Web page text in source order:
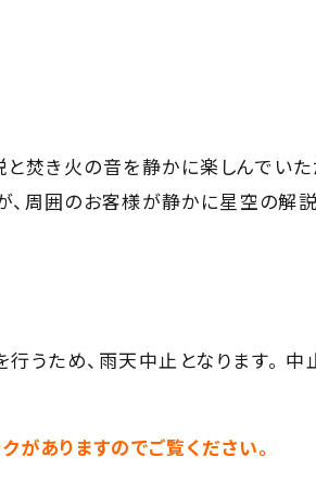
焚き火の音を静かに楽しんでい
周囲のお客様が静かに星空の解
行うため、雨天中止となります
ありますのでご覧ください。